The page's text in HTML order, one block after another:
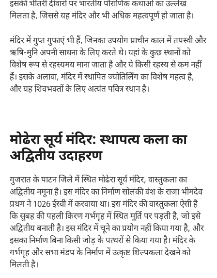
इसकी भीतरी दीवारों पर भारतीय पौराणिक कथाओं का उल्लेख
मिलता है, जिससे यह मंदिर और भी अधिक महत्वपूर्ण हो जाता है।
मंदिर में गुप्त गुफाएं भी हैं, जिनका उपयोग प्राचीन काल में तपस्वी और
ऋषि-मुनि अपनी साधना के लिए करते थे। यहां के कुछ स्थानों को
विशेष रूप से रहस्यमय माना जाता है और ये किसी रहस्य से कम नहीं
हैं। इसके अलावा, मंदिर में स्थापित ज्योतिर्लिंग का विशेष महत्व है,
और यह शिवभक्तों के लिए अत्यंत पवित्र स्थान है।
मोढेरा सूर्य मंदिर: स्थापत्य कला का
अद्वितीय उदाहरण
गुजरात के पाटन जिले में स्थित मोढेरा सूर्य मंदिर, वास्तुकला का
अद्वितीय नमूना है। इस मंदिर का निर्माण सोलंकी वंश के राजा भीमदेव
प्रथम ने 1026 ईस्वी में करवाया था। इस मंदिर की वास्तुकला ऐसी है
कि सुबह की पहली किरण गर्भगृह में स्थित मूर्ति पर पड़ती है, जो इसे
अद्वितीय बनाती है। इस मंदिर में चूने का प्रयोग नहीं किया गया है, और
इसका निर्माण बिना किसी जोड़ के पत्थरों से किया गया है। मंदिर के
गर्भगृह और सभा मंडप के निर्माण में उत्कृष्ट शिल्पकला देखने को
मिलती है।